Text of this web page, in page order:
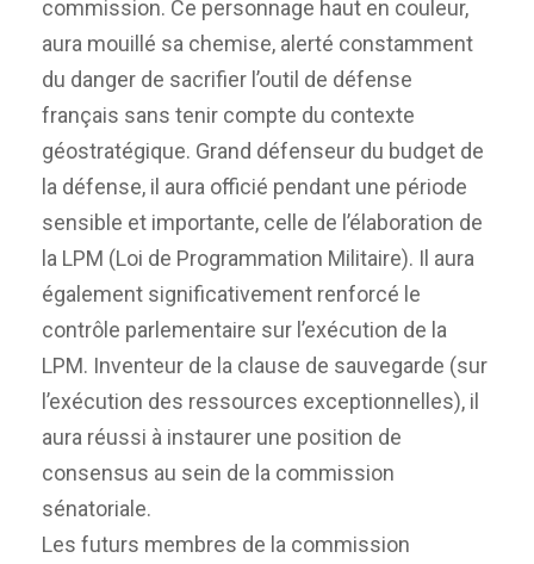
commission. Ce personnage haut en couleur,
aura mouillé sa chemise, alerté constamment
du danger de sacrifier l’outil de défense
français sans tenir compte du contexte
géostratégique. Grand défenseur du budget de
la défense, il aura officié pendant une période
sensible et importante, celle de l’élaboration de
la LPM (Loi de Programmation Militaire). Il aura
également significativement renforcé le
contrôle parlementaire sur l’exécution de la
LPM. Inventeur de la clause de sauvegarde (sur
l’exécution des ressources exceptionnelles), il
aura réussi à instaurer une position de
consensus au sein de la commission
sénatoriale.
Les futurs membres de la commission